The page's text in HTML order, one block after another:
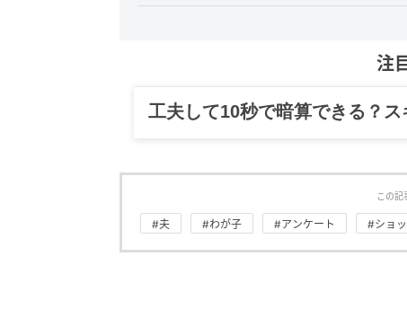
注
グルメ、ギャグ、子育て、旅
この記
#夫 #わが子 #アンケート #ショ